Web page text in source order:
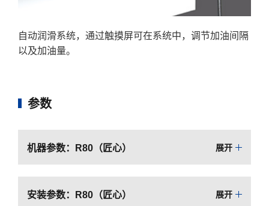
自动润滑系统，通过触摸屏可在系统中，调节加油间隔
以及加油量。
参数
机器参数：R80（匠心） 展开
安装参数：R80（匠心） 展开